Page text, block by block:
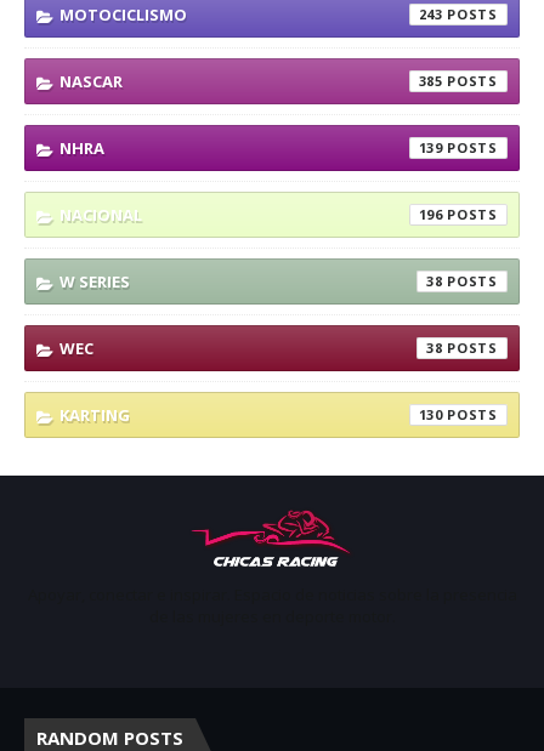
MOTOCICLISMO 243
NASCAR 385
NHRA 139
NACIONAL 196
W SERIES 38
WEC 38
KARTING 130
RANDOM POSTS